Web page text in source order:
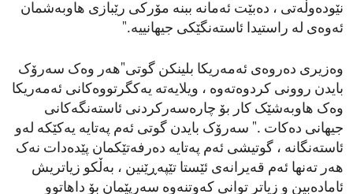
نێودەوڵەتی ، دەبێت ئەمانە ببنە مۆرکی رێبازی هاوبەشمان
ئەوەی لە راستیدا ئاستەنگێکی جیهانییە."
وەزیری دەروەی ئەمەریکا بلینکن گوتی"هەر وەک سەرۆک
بایدن روونی کردوەتەوە ، ویلایەتە یەکگرتووەکانی ئەمەریکا
وەک هاوبەشێک کار بۆ چارەسەرکردنی ئاستەنگەکانی
جیهانی دەکات ." سەرۆک بایدن گوتی ئەم پەتایە یەکێکە لەو
ئاستەنگانە ، گوتیشی ئەم پەتایە دەرفەتێکمان پێدەدات نەک
هەر تەنها ئەم قەیرانەی ئێستا تێپەڕێنین ، بەڵکو زیاتریش
ئامادەبین و زیاتر توانی کەوتنەوە سەرپێمان بۆ داهاتوو